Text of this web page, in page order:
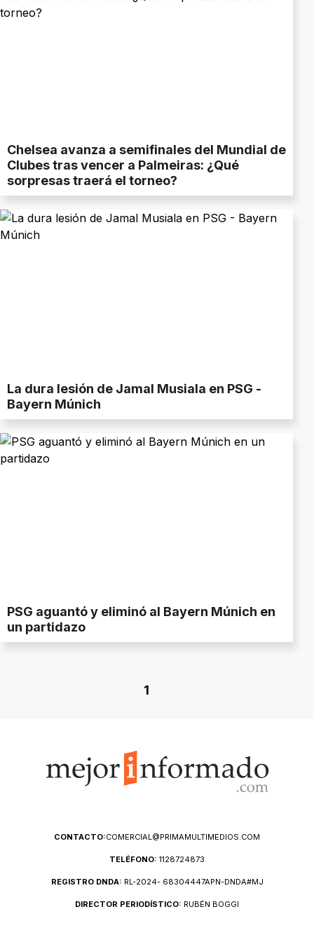
Chelsea avanza a semifinales del Mundial de
Clubes tras vencer a Palmeiras: ¿Qué
sorpresas traerá el torneo?
La dura lesión de Jamal Musiala en PSG -
Bayern Múnich
PSG aguantó y eliminó al Bayern Múnich en
un partidazo
1
CONTACTO:COMERCIAL@PRIMAMULTIMEDIOS.COM
TELÉFONO: 1128724873
REGISTRO DNDA: RL-2024- 68304447APN-DNDA#MJ
DIRECTOR PERIODÍSTICO: RUBÉN BOGGI